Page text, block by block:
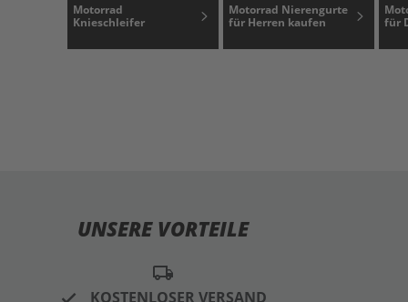
Motorrad
Knieschleifer
Motorrad Nierengurte
für Herren kaufen
für
UNSERE VORTEILE
local_shipping
KOSTENLOSER VERSAND